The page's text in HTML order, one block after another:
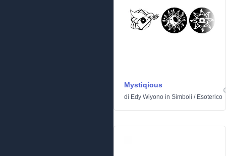
Mystiqious
di Edy Wiyono in Simboli / Esoterico